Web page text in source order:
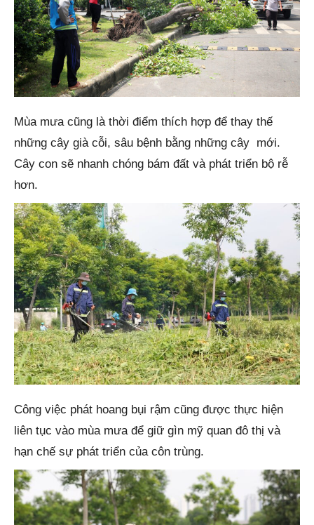
Mùa mưa cũng là thời điểm thích hợp để thay thế
những cây già cỗi, sâu bệnh bằng những cây mới.
Cây con sẽ nhanh chóng bám đất và phát triển bộ rễ
hơn.
Công việc phát hoang bụi rậm cũng được thực hiện
liên tục vào mùa mưa để giữ gìn mỹ quan đô thị và
hạn chế sự phát triển của côn trùng.